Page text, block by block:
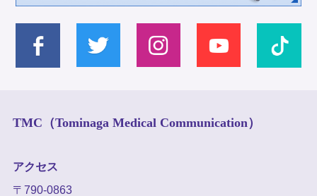
TMC（Tominaga Medical Communication）
アクセス
〒790-0863